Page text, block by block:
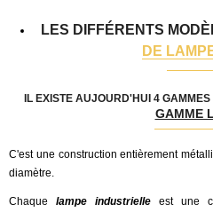
LES DIFFÉRENTS
DE
IL EXISTE AUJOURD'HUI 4
GAMME
C'est une construction entièrement
diamètre.
Chaque lampe industrielle est une